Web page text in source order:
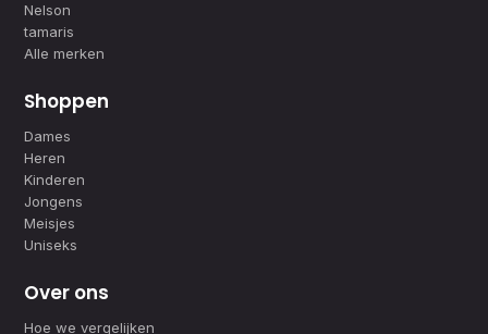
Nelson
tamaris
Alle merken
Shoppen
Dames
Heren
Kinderen
Jongens
Meisjes
Uniseks
Over ons
Hoe we vergelijken